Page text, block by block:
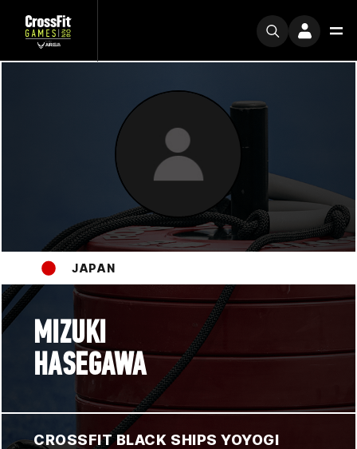
JAPAN
MIZUKI
HASEGAWA
CROSSFIT BLACK SHIPS YOYOGI